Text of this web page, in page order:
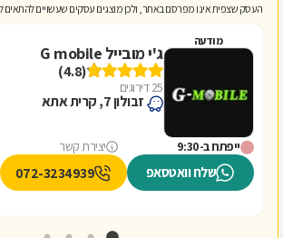
העסק שצפית אינו מפרסם באתר, ולכן מוצגים עסקים שעשויים להתאים
מודעה
ג'י מובייל G mobile
(4.8)
25 דירוגים
זבולון 7, קרית אתא
ייפתח ב-9:30 יצירת קשר
שלח וואטסאפ 072-3234939